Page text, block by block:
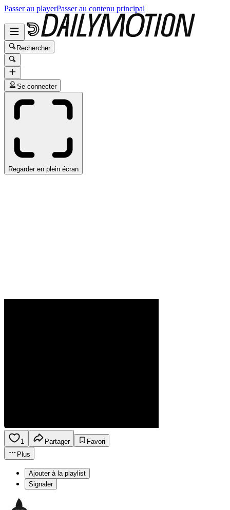
Passer au playerPasser au contenu principal
Rechercher
Se connecter
Regarder en plein écran
1 Partager
Favori
Plus
Ajouter à la playlist
Signaler